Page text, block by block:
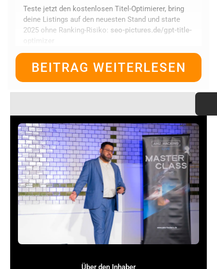
Teste jetzt den kostenlosen Titel-Optimierer, bring
deine Listings auf den neuesten Stand und starte
2025 ohne Ranking-Risiko: seo-pictures.de/gpt-title-
optimizer
JETZT DEN TITEL
BEITRAG WEITERLESEN
Über den Inhaber